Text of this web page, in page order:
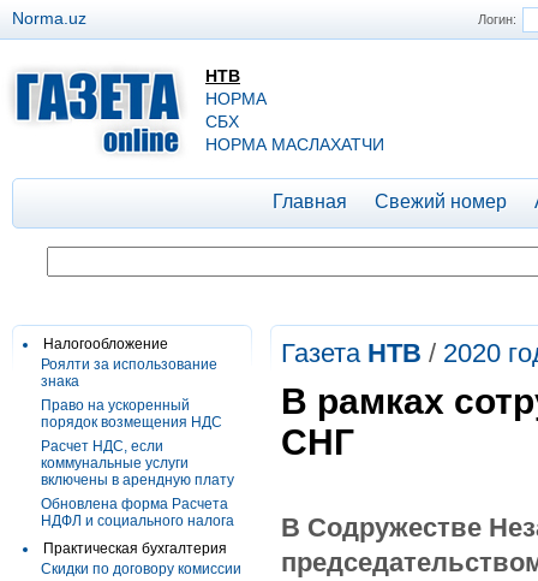
Логин:
Norma.uz
НТВ
НОРМА
СБХ
НОРМА МАСЛАХАТЧИ
Главная Свежий номер
Налогообложение
Роялти за использование
знака
Право на ускоренный
порядок возмещения НДС
Расчет НДС, если
коммунальные услуги
включены в арендную плату
Обновлена форма Расчета
НДФЛ и социального налога
Практическая бухгалтерия
Скидки по договору комиссии
Газета НТВ / 2020
В рамках
СНГ
В Содружестве